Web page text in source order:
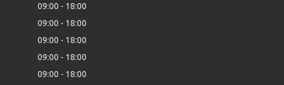
09:00
18:00
09:00
18:00
09:00
18:00
09:00
18:00
09:00
18:00